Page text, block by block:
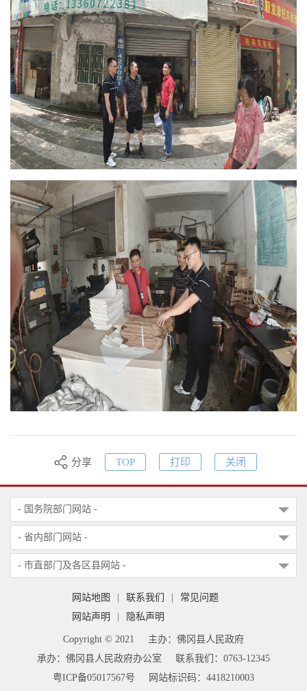
分享 TOP 打印 关闭
- 国务院部门网站 -
- 省内部门网站 -
- 市直部门及各区县网站 -
网站地图 联系我们
常见问题
网站声明
隐私声明
Copyright © 2021
主办：佛冈县人民政府
承办：佛冈县人民政府办公室
联系我们：0763-12345
粤ICP备05017567号
网站标识码：4418210003